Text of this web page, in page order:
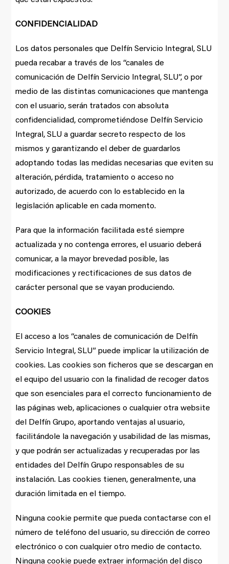
CONFIDENCIALIDAD
Los datos personales que Delfín Servicio Integral, SLU
pueda recabar a través de los “canales de
comunicación de Delfín Servicio Integral, SLU”, o por
medio de las distintas comunicaciones que mantenga
con el usuario, serán tratados con absoluta
confidencialidad, comprometiéndose Delfín Servicio
Integral, SLU a guardar secreto respecto de los
mismos y garantizando el deber de guardarlos
adoptando todas las medidas necesarias que eviten su
alteración, pérdida, tratamiento o acceso no
autorizado, de acuerdo con lo establecido en la
legislación aplicable en cada momento.
Para que la información facilitada esté siempre
actualizada y no contenga errores, el usuario deberá
comunicar, a la mayor brevedad posible, las
modificaciones y rectificaciones de sus datos de
carácter personal que se vayan produciendo.
COOKIES
El acceso a los “canales de comunicación de Delfín
Servicio Integral, SLU” puede implicar la utilización de
cookies. Las cookies son ficheros que se descargan en
el equipo del usuario con la finalidad de recoger datos
que son esenciales para el correcto funcionamiento de
las páginas web, aplicaciones o cualquier otra website
del Delfín Grupo, aportando ventajas al usuario,
facilitándole la navegación y usabilidad de las mismas,
y que podrán ser actualizadas y recuperadas por las
entidades del Delfín Grupo responsables de su
instalación. Las cookies tienen, generalmente, una
duración limitada en el tiempo.
Ninguna cookie permite que pueda contactarse con el
número de teléfono del usuario, su dirección de correo
electrónico o con cualquier otro medio de contacto.
Ninguna cookie puede extraer información del disco